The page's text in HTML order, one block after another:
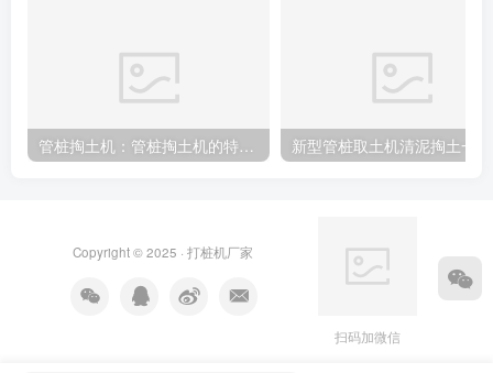
管桩掏土机：管桩掏土机的特点及使用技巧
Copyright © 2025 · 打桩机厂家
扫码加微信